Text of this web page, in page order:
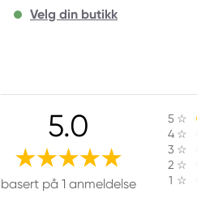
Velg din butikk
5.0
basert på 1 anmeldelse
5 ☆
4 ☆
3 ☆
2 ☆
1 ☆